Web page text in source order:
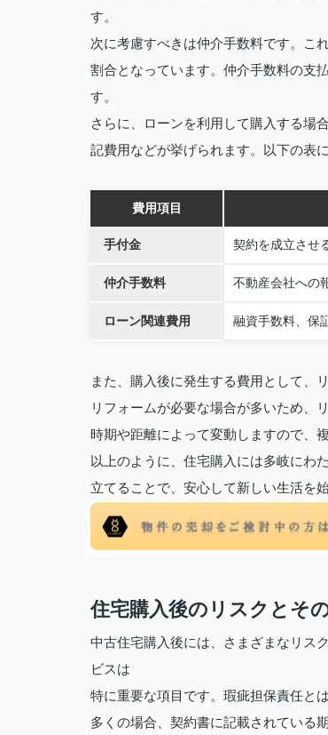
す。
次に考慮すべきは仲介手数料です。こ
割合となっています。仲介手数料の支
す。
さらに、ローンを利用して購入する場
記費用などが挙げられます。以下の表
費用項目
手付金 契約を成立させ
仲介手数料 不動産会社への
ローン関連費用 融資手数料、保
また、購入後に発生する費用として、
リフォームが必要な場合が多いため、
時期や距離によって変動しますので、
以上のように、住宅購入には多岐にわ
立てることで、安心して新しい生活を
住宅購入後のリスクとそ
中古住宅購入後には、さまざまなリス
ビスは
特に重要な項目です。 瑕疵担保責任と
多くの場合、契約書に記載されている